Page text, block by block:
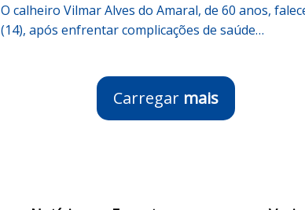
O calheiro Vilmar Alves do Amaral, de 60 anos,
(14), após enfrentar complicações de saúde…
Carregar mais